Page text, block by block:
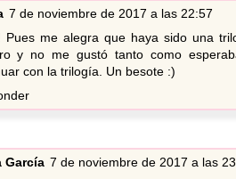
7 de noviembre de 2017 a las 22:57
Pues me alegra que haya sido una
y no me gustó tanto como
con la trilogía. Un besote :)
García 7 de noviembre de 2017 a las